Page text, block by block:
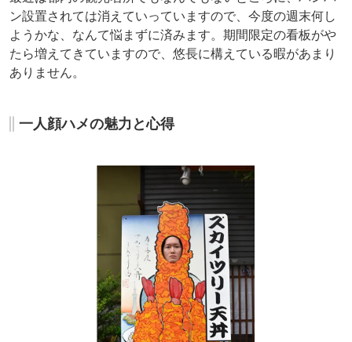
ン設置されては消えていっていますので、今度の週末何し
ようかな、なんて悩まずに済みます。期間限定の看板がや
たら増えてきていますので、悠長に構えている暇があまり
ありません。
一人顔ハメの魅力と心得